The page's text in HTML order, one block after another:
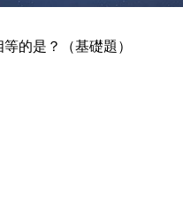
的是？（基礎題）